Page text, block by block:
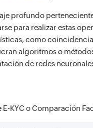
profundo
para realizar estas
como
algoritmos o
de redes
KYC o Comparación